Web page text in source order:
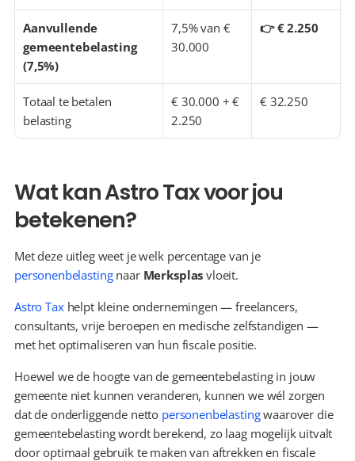
Aanvullende
gemeentebelasting
(7,5%)
7,5% van €
30.000
👉 € 2.250
Totaal te betalen
belasting
€ 30.000 + €
2.250
€ 32.250
Wat kan Astro Tax voor jou
betekenen?
personenbelasting naar Merksplas vloeit.
Astro Tax helpt kleine ondernemingen — freelancers,
consultants, vrije beroepen en medische zelfstandigen —
met het optimaliseren van hun fiscale positie.
Hoewel we de hoogte van de gemeentebelasting in jouw
gemeente niet kunnen veranderen, kunnen we wél zorgen
dat de onderliggende netto personenbelasting waarover die
gemeentebelasting wordt berekend, zo laag mogelijk uitvalt
door optimaal gebruik te maken van aftrekken en fiscale